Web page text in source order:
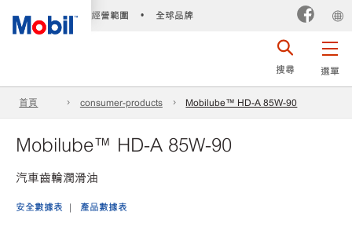
經營範圍 • 全球品牌
選單
搜尋
首頁 consumer-products Mobilube™ HD-A 85W-90
Mobilube™ HD-A 85W-90
汽車齒輪潤滑油
安全數據表 產品數據表